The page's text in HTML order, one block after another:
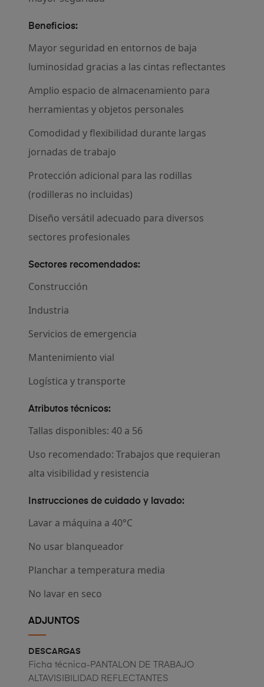
Beneficios:
Mayor seguridad en entornos de baja
luminosidad gracias a las cintas reflectantes
Amplio espacio de almacenamiento para
herramientas y objetos personales
Comodidad y flexibilidad durante largas
jornadas de trabajo
Protección adicional para las rodillas
(rodilleras no incluidas)
Diseño versátil adecuado para diversos
sectores profesionales
Sectores recomendados:
Construcción
Industria
Servicios de emergencia
Mantenimiento vial
Logística y transporte
Atributos técnicos:
Tallas disponibles: 40 a 56
Uso recomendado: Trabajos que requieran
alta visibilidad y resistencia
Instrucciones de cuidado y lavado:
Lavar a máquina a 40°C
No usar blanqueador
Planchar a temperatura media
No lavar en seco
ADJUNTOS
DESCARGAS
Ficha técnica-PANTALON DE TRABAJO
ALTAVISIBILIDAD REFLECTANTES